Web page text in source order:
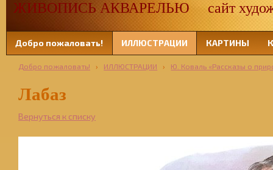
ЖИВОПИСЬ АКВАРЕЛЬЮ сайт
Добро пожаловать! ИЛЛЮСТРАЦИИ КАРТИНЫ
Добро пожаловать! › ИЛЛЮСТРАЦИИ › Ю. Коваль «Рассказы о
Лабаз
Вернуться к списку